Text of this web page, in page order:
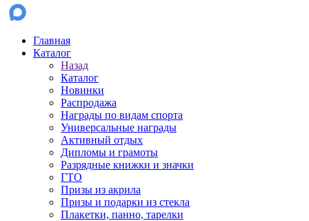
Главная
Каталог
Назад
Каталог
Новинки
Распродажа
Награды по видам спорта
Универсальные награды
Активный отдых
Дипломы и грамоты
Разрядные книжки и значки
ГТО
Призы из акрила
Призы и подарки из стекла
Плакетки, панно, тарелки